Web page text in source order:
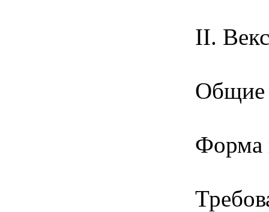
II.
Общие
Форма